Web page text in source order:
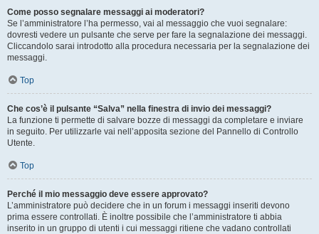
Come posso segnalare messaggi ai moderatori?
Se l’amministratore l’ha permesso, vai al messaggio che vuoi segnalare:
dovresti vedere un pulsante che serve per fare la segnalazione dei messaggi.
Cliccandolo sarai introdotto alla procedura necessaria per la segnalazione dei
messaggi.
Top
Che cos’è il pulsante “Salva” nella finestra di invio dei messaggi?
La funzione ti permette di salvare bozze di messaggi da completare e inviare
in seguito. Per utilizzarle vai nell’apposita sezione del Pannello di Controllo
Utente.
Top
Perché il mio messaggio deve essere approvato?
L’amministratore può decidere che in un forum i messaggi inseriti devono
prima essere controllati. È inoltre possibile che l’amministratore ti abbia
inserito in un gruppo di utenti i cui messaggi ritiene che vadano controllati